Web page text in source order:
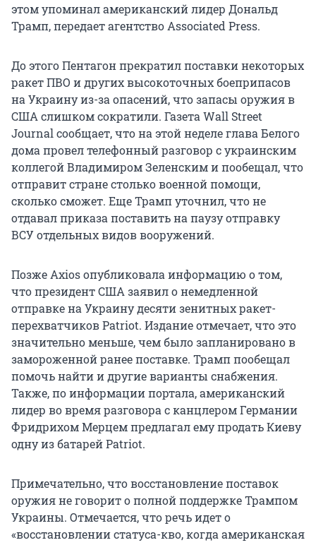
этом упоминал американский лидер Дональд
Трамп, передает агентство Associated Press.
До этого Пентагон прекратил поставки некоторых
ракет ПВО и других высокоточных боеприпасов
на Украину из-за опасений, что запасы оружия в
США слишком сократили. Газета Wall Street
Journal сообщает, что на этой неделе глава Белого
дома провел телефонный разговор с украинским
коллегой Владимиром Зеленским и пообещал, что
отправит стране столько военной помощи,
сколько сможет. Еще Трамп уточнил, что не
отдавал приказа поставить на паузу отправку
ВСУ отдельных видов вооружений.
Позже Axios опубликовала информацию о том,
что президент США заявил о немедленной
отправке на Украину десяти зенитных ракет-
перехватчиков Patriot. Издание отмечает, что это
значительно меньше, чем было запланировано в
замороженной ранее поставке. Трамп пообещал
помочь найти и другие варианты снабжения.
Также, по информации портала, американский
лидер во время разговора с канцлером Германии
Фридрихом Мерцем предлагал ему продать Киеву
одну из батарей Patriot.
Примечательно, что восстановление поставок
оружия не говорит о полной поддержке Трампом
Украины. Отмечается, что речь идет о
«восстановлении статуса-кво, когда американская